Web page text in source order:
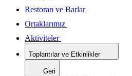
Restoran ve Barlar
Ortaklarımız
Aktiviteler
Toplantılar ve Etkinlikler
Geri